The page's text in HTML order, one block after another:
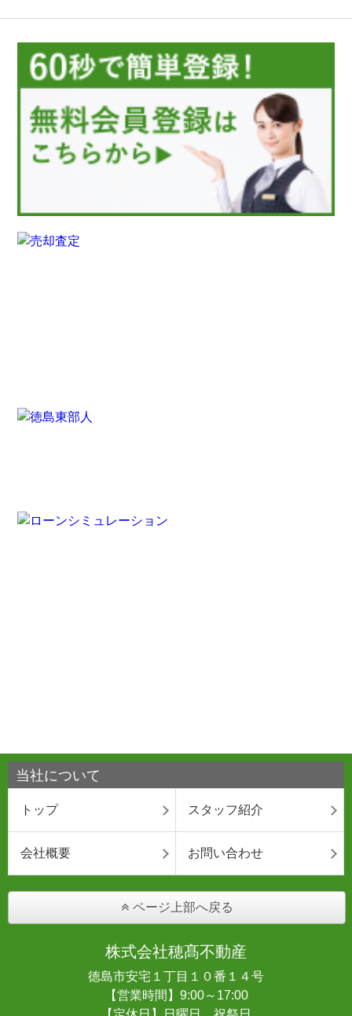
当社について
トップ スタッフ紹介
会社概要 お問い合わせ
ページ上部へ戻る
株式会社穂髙不動産
徳島市安宅１丁目１０番１４号
【営業時間】9:00～17:00